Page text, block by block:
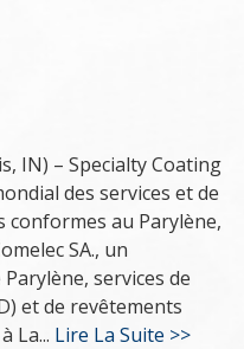
IN) – Specialty Coating
des services et de
conformes au Parylène,
SA., un
services de
et de revêtements
La... Lire La Suite >>